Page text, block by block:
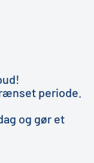
periode.
og gør et